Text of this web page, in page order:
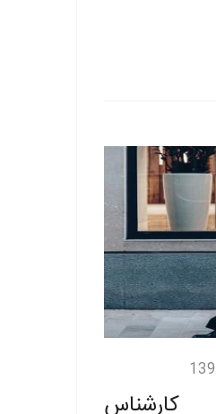
ادامه مطلب